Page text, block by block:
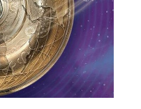
اژه‌ای: خبرنگار
تأیید ربایش و
قیمت طلا و سکه امروز شنبه 17مرداد/